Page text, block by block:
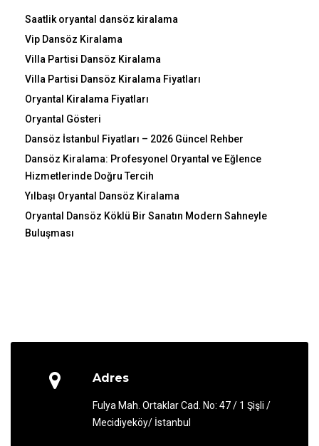
Saatlik oryantal dansöz kiralama
Vip Dansöz Kiralama
Villa Partisi Dansöz Kiralama
Villa Partisi Dansöz Kiralama Fiyatları
Oryantal Kiralama Fiyatları
Oryantal Gösteri
Dansöz İstanbul Fiyatları – 2026 Güncel Rehber
Dansöz Kiralama: Profesyonel Oryantal ve Eğlence
Hizmetlerinde Doğru Tercih
Yılbaşı Oryantal Dansöz Kiralama
Oryantal Dansöz Köklü Bir Sanatın Modern Sahneyle
Buluşması
Adres
Fulya Mah. Ortaklar Cad. No: 47 / 1 Şişli /
Mecidiyeköy/ İstanbul